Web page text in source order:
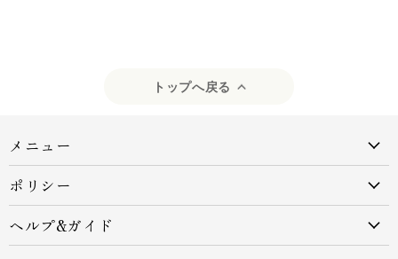
トップへ戻る
メニュー
ポリシー
ヘルプ&ガイド